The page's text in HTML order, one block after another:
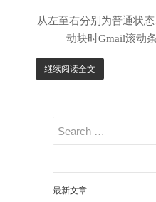
从左至右分别为普通状
动块时Gmail滚动
继续阅读全文
最新文章